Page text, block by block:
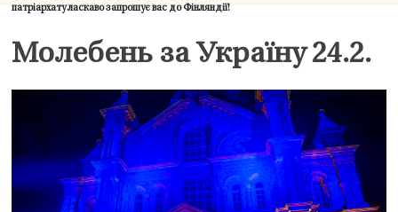
патріархату ласкаво запрошує вас до Фінляндії!
Контактна інформація
Молебень за Україну 24.2.